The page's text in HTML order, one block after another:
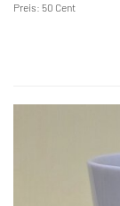
Preis: 50 Cent